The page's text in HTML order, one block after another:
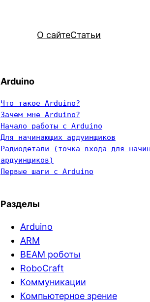
О сайтеСтатьи
Arduino
Что такое Arduino?
Зачем мне Arduino?
Начало работы с Arduino
Для начинающих ардуинщиков
Радиодетали (точка входа для
ардуинщиков)
Первые шаги с Arduino
Разделы
Arduino
ARM
BEAM роботы
RoboCraft
Коммуникации
Компьютерное зрение